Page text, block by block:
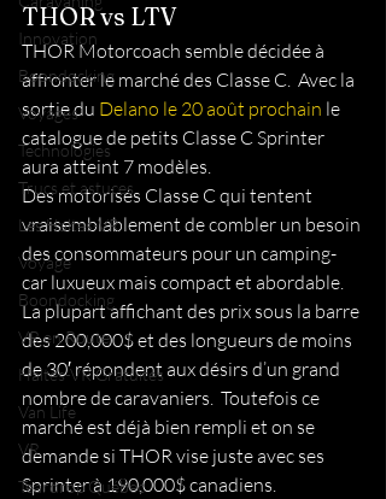
Innovation
Boondocking
Voyages
Technologies
Trucs et astuces
Les Haltes-VR
Voyage
Boondocking
VR en Route
Haltes-VR Gratuites
Van Life
VR
Teardrop Québec
THOR vs LTV
THOR Motorcoach semble décidée à
affronter le marché des Classe C.  Avec la
sortie du Delano le 20 août prochain le
catalogue de petits Classe C Sprinter
aura atteint 7 modèles.
Des motorisés Classe C qui tentent
vraisemblablement de combler un besoin
des consommateurs pour un camping-
car luxueux mais compact et abordable.
La plupart affichant des prix sous la barre
des 200,000$ et des longueurs de moins
de 30′ répondent aux désirs d’un grand
nombre de caravaniers.  Toutefois ce
marché est déjà bien rempli et on se
demande si THOR vise juste avec ses
Sprinter à 190,000$ canadiens.